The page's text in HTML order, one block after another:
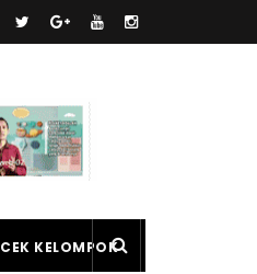
CEK KELOMPOK